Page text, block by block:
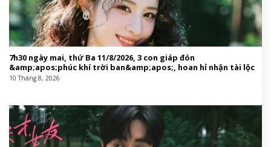
7h30 ngày mai, thứ Ba 11/8/2026, 3 con giáp đón
&amp;apos;phúc khí trời ban&amp;apos;, hoan hỉ nhận tài lộc
10 Tháng 8, 2026